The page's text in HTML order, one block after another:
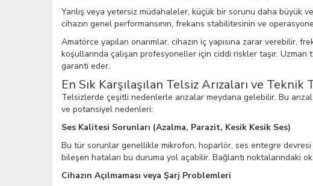
Yanlış veya yetersiz müdahaleler, küçük bir sorunu daha büyük
cihazın genel performansının, frekans stabilitesinin ve
Amatörce yapılan onarımlar, cihazın iç yapısına zarar verebilir,
koşullarında çalışan profesyoneller için ciddi riskler taşır. Uzman
garanti eder.
En Sık Karşılaşılan Telsiz Arızaları ve Teknik
Telsizlerde çeşitli nedenlerle arızalar meydana gelebilir. Bu
ve potansiyel nedenleri:
Ses Kalitesi Sorunları (Azalma, Parazit, Kesik Kesik Ses)
Bu tür sorunlar genellikle mikrofon, hoparlör, ses entegre
bileşen hataları bu duruma yol açabilir. Bağlantı noktalarındaki
Cihazın Açılmaması veya Şarj Problemleri